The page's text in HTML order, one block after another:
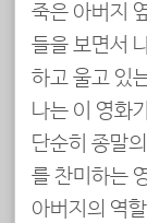
죽은 아버지
들을 보면서
하고 울고 있
나는 이 영화
단순히 종말
를 찬미하는
아버지의 역